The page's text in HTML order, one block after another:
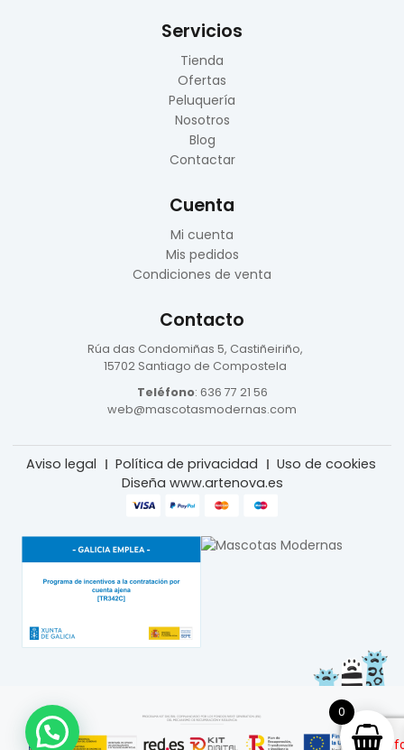
Servicios
Tienda
Ofertas
Peluquería
Nosotros
Blog
Contactar
Cuenta
Mi cuenta
Mis pedidos
Condiciones de venta
Contacto
Rúa das Condomiñas 5, Castiñeiriño,
15702 Santiago de Compostela
Teléfono: 636 77 21 56
web@mascotasmodernas.com
Aviso legal Política de privacidad
Uso de cookies
Diseña www.artenova.es
0